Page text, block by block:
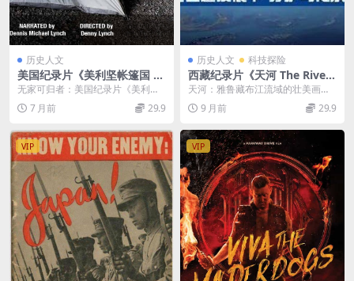
历史人文
美国纪录片《美利坚帐篷国 U
nited States of Tents 201
9》英语中英双字 无水印纯净
版 1080P/MKV/6.09G 无家可
无家可归者：美国纪录片《美利坚
帐篷国United States of Tents...
7 月前 29.9
历史人文 科技探险
西藏纪录片《天河 The River
From Heaven》全6集 汉语
中字 1080P高清 西藏雅鲁藏
布江纪录片
天河：雅鲁藏布江流域的壮美画卷
由中央电视台和西藏自治区党委宣
传部联合摄制的大型...
9 月前 29.9
VIP VIP